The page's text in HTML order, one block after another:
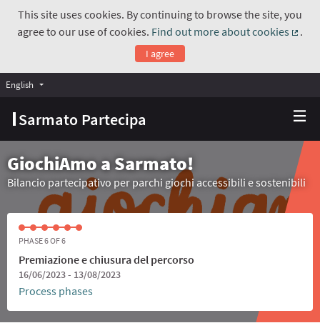
This site uses cookies. By continuing to browse the site, you
agree to our use of cookies. Find out more about cookies
.
I agree
Sarmato Partecipa
English Choose language
GiochiAmo a Sarmato!
Bilancio partecipativo per parchi giochi accessibili e sostenibili
PHASE 6 OF 6
Premiazione e chiusura del percorso
16/06/2023 - 13/08/2023
Process phases